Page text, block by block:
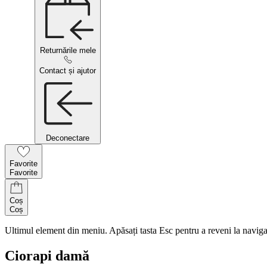
Returnările mele
Contact și ajutor
Deconectare
Favorite
Favorite
Coș
Coș
Ultimul element din meniu. Apăsați tasta Esc pentru a reveni la
Ciorapi damă